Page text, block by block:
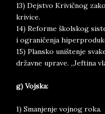
13) Dejstvo Krivičnog
krivice.
14) Reforme školskog
i ograničenja
15) Plansko uništenje
državne uprave. „Jeftina
g) Vojska:
1) Smanjenje vojnog roka.